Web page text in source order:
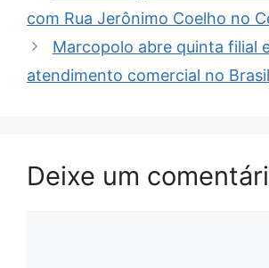
com Rua Jerônimo Coelho no
Marcopolo abre quinta filial
atendimento comercial no Brasil
Deixe um